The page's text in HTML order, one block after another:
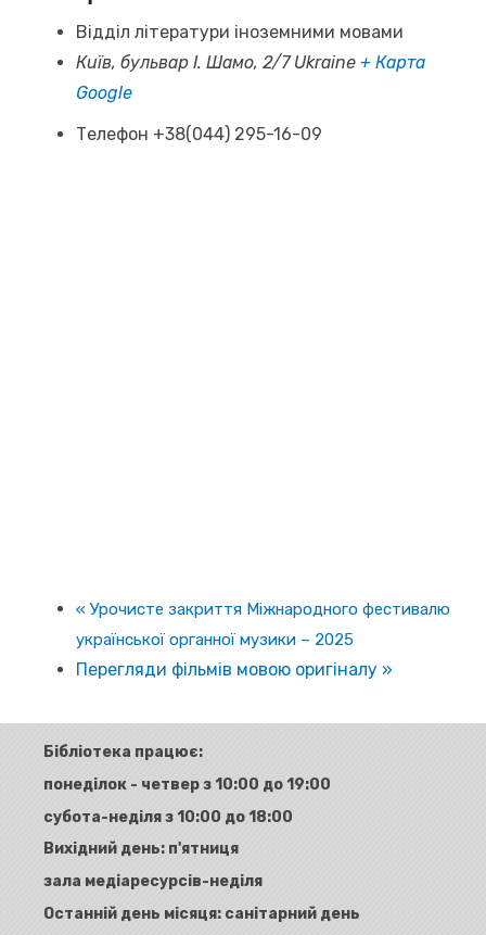
Відділ літератури іноземними мовами
Київ, бульвар І. Шамо, 2/7 Ukraine + Карта
Google
Телефон +38(044) 295-16-09
« Урочисте закриття Міжнародного фестивалю
української органної музики – 2025
Перегляди фільмів мовою оригіналу »
Бібліотека працює:
понеділок - четвер з 10:00 до 19:00
субота-неділя з 10:00 до 18:00
Вихідний день: п'ятниця
зала медіаресурсів-неділя
Останній день місяця: санітарний день